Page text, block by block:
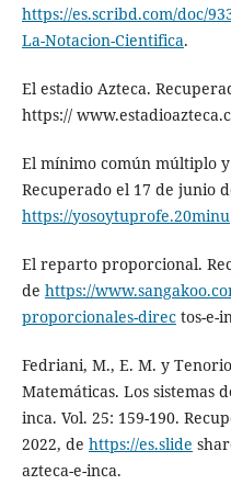
https://es.scribd.com/doc/
La-Notacion-Cientifica.
El estadio Azteca.
https://
El mínimo común múltiplo
Recuperado el 17 de junio
https://yosoytuprofe.20minu
El reparto proporcional.
de https://
proporcionales-directos-e-
Fedriani, M., E. M. y
Matemáticas. Los sistemas
inca. Vol. 25: 159-190.
2022, de https://es.slide
azteca-e-inca.